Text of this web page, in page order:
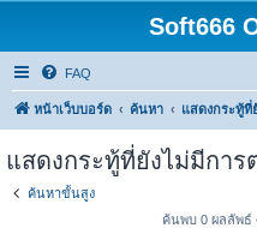
Soft666
FAQ
หน้าเว็บบอร์ด ค้นหา แสดงกระทู้ที่
แสดงกระทู้ที่ยังไม่มีการ
ค้นหาขั้นสูง
ค้นพบ 0 ผลลัพธ์